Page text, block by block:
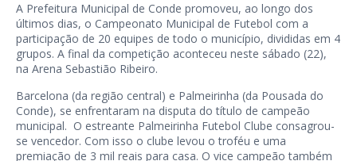
A Prefeitura Municipal de Conde promoveu, ao longo dos
últimos dias, o Campeonato Municipal de Futebol com a
participação de 20 equipes de todo o município, divididas em 4
grupos. A final da competição aconteceu neste sábado (22),
na Arena Sebastião Ribeiro.
Barcelona (da região central) e Palmeirinha (da Pousada do
Conde), se enfrentaram na disputa do título de campeão
municipal. O estreante Palmeirinha Futebol Clube consagrou-
se vencedor. Com isso o clube levou o troféu e uma
premiação de 3 mil reais para casa. O vice campeão também